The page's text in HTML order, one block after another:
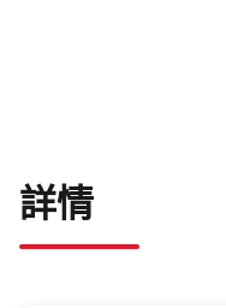
詳情